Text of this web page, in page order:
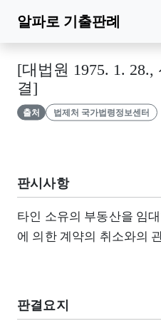
알파로 기출판례
[대법원 1975. 1. 28.,
결]
출처 법제처 국가법령정보센터
판시사항
타인 소유의 부동산을 임
에 의한 계약의 취소와의
판결요지